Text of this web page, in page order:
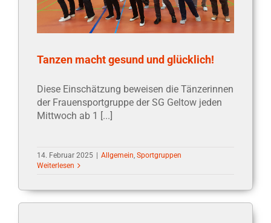
Tanzen macht gesund und glücklich!
Diese Einschätzung beweisen die Tänzerinnen
der Frauensportgruppe der SG Geltow jeden
Mittwoch ab 1 [...]
14. Februar 2025 | Allgemein Sportgruppen
Weiterlesen